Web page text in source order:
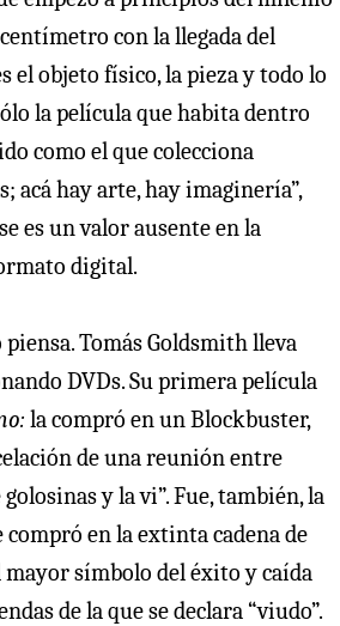
con la llegada del
el objeto físico, la pieza y todo lo
la película que habita dentro
como el que colecciona
acá hay arte, hay imaginería”,
es un valor ausente en la
digital.
Tomás Goldsmith lleva
DVDs. Su primera película
la compró en un Blockbuster,
de una reunión entre
y la vi”. Fue, también, la
en la extinta cadena de
mayor símbolo del éxito y caída
de la que se declara “viudo”.